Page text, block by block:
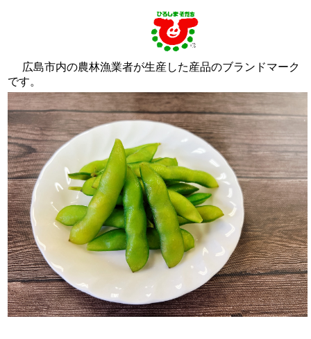
広島市内の農林漁業者が生産した産品のブランドマーク
です。